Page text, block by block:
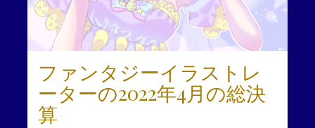
ファンタジーイラストレ
ーターの2022年4月の総決
算